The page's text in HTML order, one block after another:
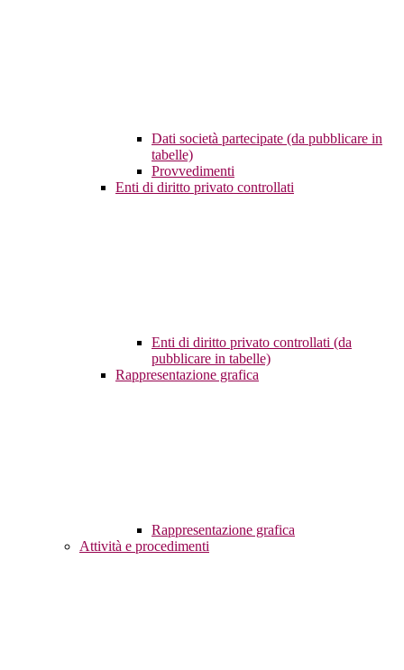
Dati società partecipate (da pubblicare in
tabelle)
Provvedimenti
Enti di diritto privato controllati
Enti di diritto privato controllati (da
pubblicare in tabelle)
Rappresentazione grafica
Rappresentazione grafica
Attività e procedimenti